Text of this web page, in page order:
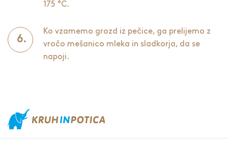
175 °C.
Ko vzamemo grozd iz pečice, ga prelijemo z
vročo mešanico mleka in sladkorja, da se
napoji.